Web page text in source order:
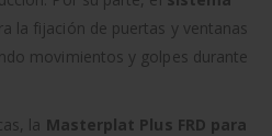
la fijación de puertas y ventanas
movimientos y golpes durante
la Masterplat Plus FRD para